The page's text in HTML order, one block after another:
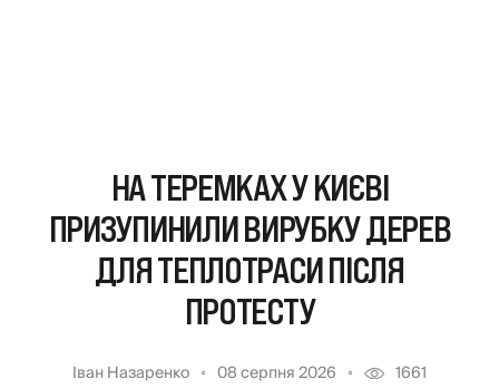
НА ТЕРЕМКАХ У КИЄВІ
ПРИЗУПИНИЛИ ВИРУБКУ ДЕРЕВ
ДЛЯ ТЕПЛОТРАСИ ПІСЛЯ
ПРОТЕСТУ
Іван Назаренко 08 серпня 2026 1661